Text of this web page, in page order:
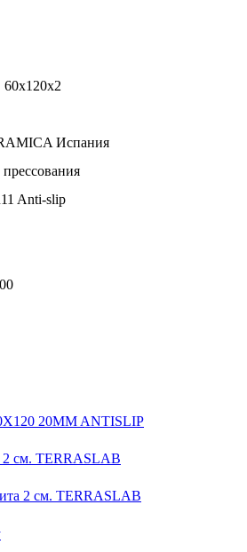
Испания
Anti-slip
20MM ANTISLIP
2 см. TERRASLAB
2 см. TERRASLAB